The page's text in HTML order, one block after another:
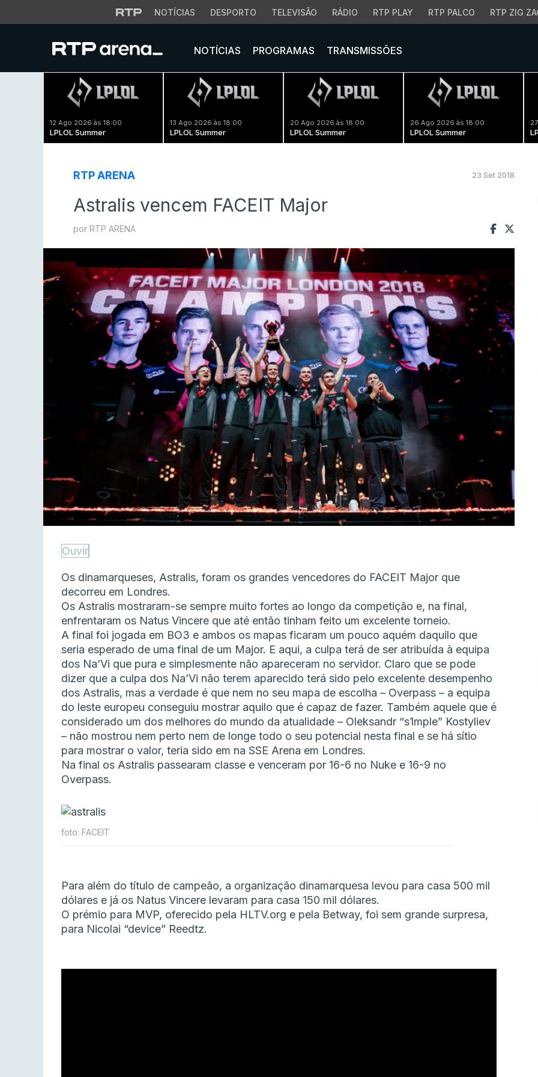
NOTÍCIAS DESPORTO TELEVISÃO RÁDIO RTP PLAY RTP PALCO RTP ZIG
NOTÍCIAS PROGRAMAS TRANSMISSÕES
12 Ago 2026 às 18:00
LPLOL Summer
13 Ago 2026 às 18:00
LPLOL Summer
20 Ago 2026 às 18:00
LPLOL Summer
26 Ago 2026 às 18:00
LPLOL Summer
RTP ARENA 23 Set 2018
Astralis vencem FACEIT Major
por RTP ARENA
Ouvir
Os dinamarqueses, Astralis, foram os grandes vencedores do FACEIT Major que
decorreu em Londres.
Os Astralis mostraram-se sempre muito fortes ao longo da competição e, na final,
enfrentaram os Natus Vincere que até então tinham feito um excelente torneio.
A final foi jogada em BO3 e ambos os mapas ficaram um pouco aquém daquilo que
seria esperado de uma final de um Major. E aqui, a culpa terá de ser atribuída à equipa
dos Na’Vi que pura e simplesmente não apareceram no servidor. Claro que se pode
dizer que a culpa dos Na’Vi não terem aparecido terá sido pelo excelente desempenho
dos Astralis, mas a verdade é que nem no seu mapa de escolha – Overpass – a equipa
do leste europeu conseguiu mostrar aquilo que é capaz de fazer. Também aquele que é
considerado um dos melhores do mundo da atualidade – Oleksandr “s1mple” Kostyliev
– não mostrou nem perto nem de longe todo o seu potencial nesta final e se há sítio
para mostrar o valor, teria sido em na SSE Arena em Londres.
Na final os Astralis passearam classe e venceram por 16-6 no Nuke e 16-9 no
Overpass.
foto: FACEIT
Para além do título de campeão, a organização dinamarquesa levou para casa 500 mil
dólares e já os Natus Vincere levaram para casa 150 mil dólares.
O prémio para MVP, oferecido pela HLTV.org e pela Betway, foi sem grande surpresa,
para Nicolai “device” Reedtz.